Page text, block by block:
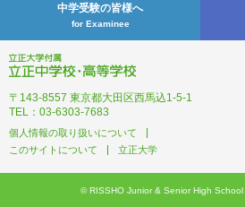
中学受験の皆様へ
for Examinee
〒143-8557 東京都大田区西馬込1-5-1
TEL：03-6303-7683
個人情報の取り扱いについて
このサイトについて
立正大学
© RISSHO Junior & Senior High School